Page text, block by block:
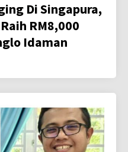
Di Singapura,
RM8,000
Idaman